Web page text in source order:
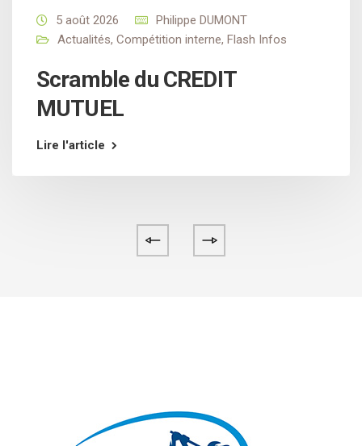
5 août 2026
Philippe DUMONT
Actualités, Compétition interne, Flash Infos
Scramble du CREDIT
MUTUEL
Lire l'article